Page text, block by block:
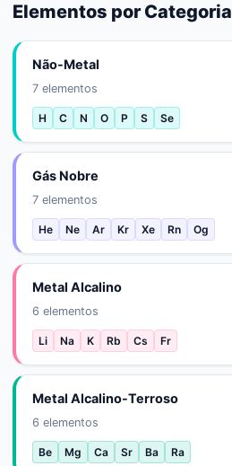
Elementos por Categoria
Não-Metal
7 elementos
H C N O P S Se
Gás Nobre
7 elementos
He Ne Ar Kr Xe Rn Og
Metal Alcalino
6 elementos
Li Na K Rb Cs Fr
Metal Alcalino-Terroso
6 elementos
Be Mg Ca Sr Ba Ra